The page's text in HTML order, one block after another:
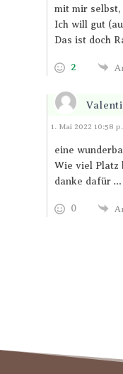
mit mir selbst,
Ich will gut
Das ist doch
2
Antworten
1. Mai 2022 10:58
eine
Wie viel Platz
danke dafür …
0